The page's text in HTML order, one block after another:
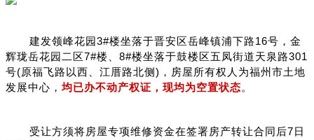
建发领峰花园3#楼坐落于晋安区岳峰镇浦下路16号，金
辉珑岳花园二区7#楼、8#楼坐落于鼓楼区五凤街道天泉路301
号(原福飞路以西、江厝路北侧)，房屋所有权人为福州市土地
发展中心，均已办不动产权证，现均为空置状态。
受让方须将房屋专项维修资金在签署房产转让合同后7日